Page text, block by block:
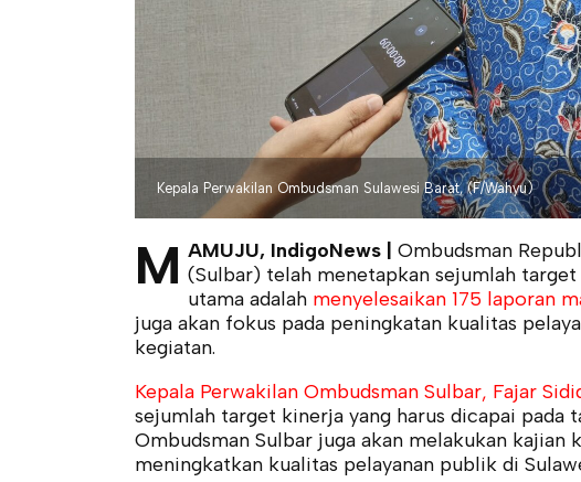
Kepala Perwakilan Ombudsman Sulawesi Barat, (F/Wahyu)
M AMUJU, IndigoNews |
Ombudsman
(Sulbar) telah menetapkan sejumlah
utama adalah menyelesaikan 175 laporan
juga akan fokus pada peningkatan kualitas
kegiatan.
Kepala Perwakilan Ombudsman Sulbar, Fajar
sejumlah target kinerja yang harus dicapai pada
Ombudsman Sulbar juga akan melakukan
meningkatkan kualitas pelayanan publik di